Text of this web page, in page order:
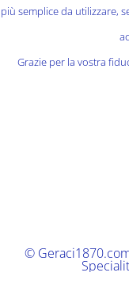
più semplice da utilizzare,
Grazie per la vostra
©